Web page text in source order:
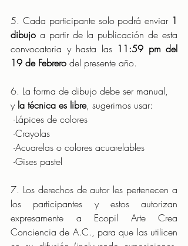
5. Cada participante solo podrá enviar 1
dibujo a partir de la publicación de esta
convocatoria y hasta las 11:59 pm del
19 de Febrero del presente año.
6. La forma de dibujo debe ser manual,
y la técnica es libre, sugerimos usar:
-Lápices de colores
-Crayolas
-Acuarelas o colores acuarelables
-Gises pastel
7. Los derechos de autor les pertenecen a
los participantes y estos autorizan
expresamente a Ecopil Arte Crea
Conciencia de A.C., para que las utilicen